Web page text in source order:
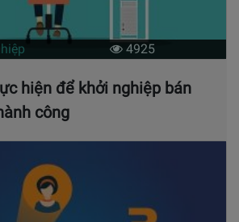
4925
hiện để khởi nghiệp bán
công